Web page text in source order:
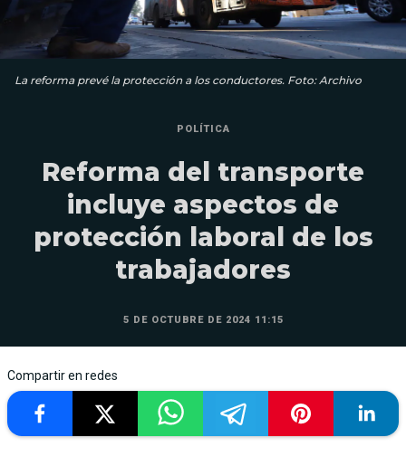
La reforma prevé la protección a los conductores. Foto: Archivo
POLÍTICA
Reforma del transporte
incluye aspectos de
protección laboral de los
trabajadores
5 DE OCTUBRE DE 2024 11:15
Compartir en redes